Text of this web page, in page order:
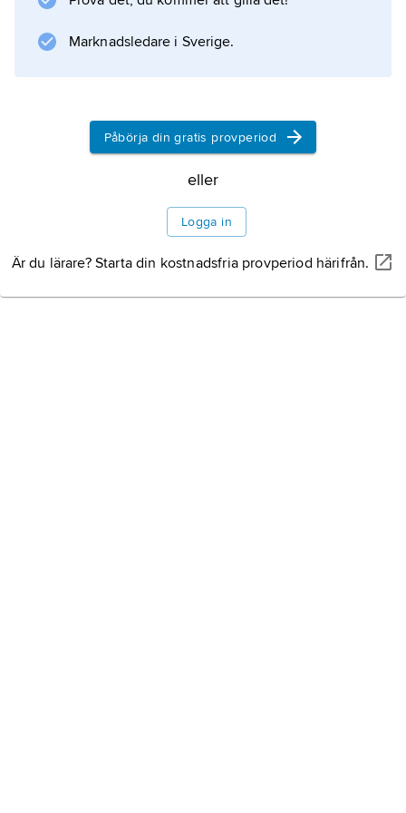
en av USA:s största
Information om artikeln
Marknadsledare i Sverige.
Påbörja din gratis provperiod
eller
Logga in
Är du lärare? Starta din kostnadsfria provperiod härifrån.